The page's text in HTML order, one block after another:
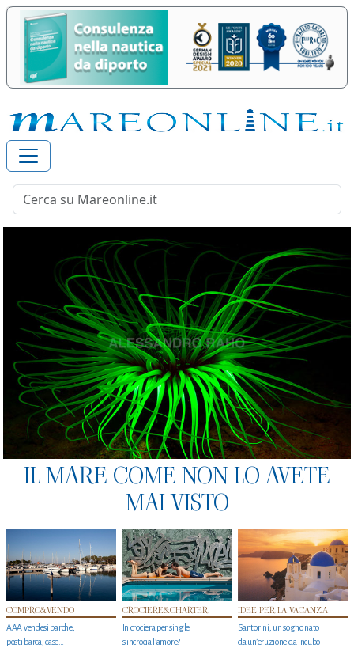
IL MARE COME NON LO AVETE
MAI VISTO
COMPRO&VENDO
AAA vendesi barche,
posti barca, case…
CROCIERE&CHARTER
In crociera per single
s'incrocia l’amore?
IDEE PER LA VACANZA
Santorini, un sogno nato
da un’eruzione da incubo